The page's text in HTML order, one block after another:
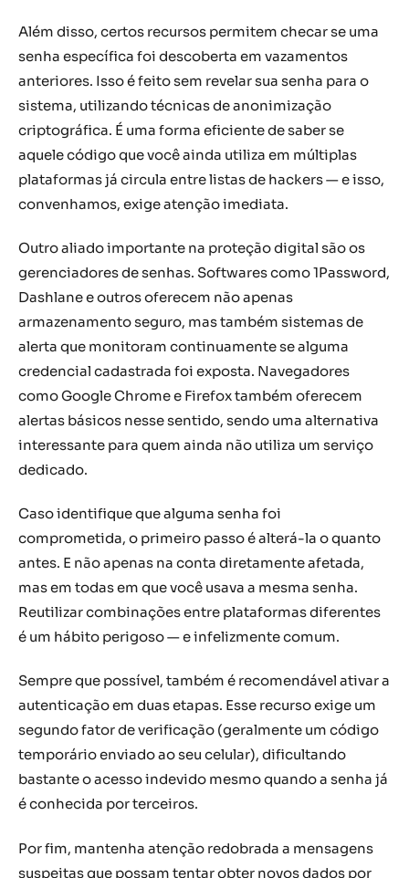
Além disso, certos recursos permitem checar se uma
senha específica foi descoberta em vazamentos
anteriores. Isso é feito sem revelar sua senha para o
sistema, utilizando técnicas de anonimização
criptográfica. É uma forma eficiente de saber se
aquele código que você ainda utiliza em múltiplas
plataformas já circula entre listas de hackers — e isso,
convenhamos, exige atenção imediata.
Outro aliado importante na proteção digital são os
gerenciadores de senhas. Softwares como 1Password,
Dashlane e outros oferecem não apenas
armazenamento seguro, mas também sistemas de
alerta que monitoram continuamente se alguma
credencial cadastrada foi exposta. Navegadores
como Google Chrome e Firefox também oferecem
alertas básicos nesse sentido, sendo uma alternativa
interessante para quem ainda não utiliza um serviço
dedicado.
Caso identifique que alguma senha foi
comprometida, o primeiro passo é alterá-la o quanto
antes. E não apenas na conta diretamente afetada,
mas em todas em que você usava a mesma senha.
Reutilizar combinações entre plataformas diferentes
é um hábito perigoso — e infelizmente comum.
Sempre que possível, também é recomendável ativar a
autenticação em duas etapas. Esse recurso exige um
segundo fator de verificação (geralmente um código
temporário enviado ao seu celular), dificultando
bastante o acesso indevido mesmo quando a senha já
é conhecida por terceiros.
Por fim, mantenha atenção redobrada a mensagens
suspeitas que possam tentar obter novos dados por